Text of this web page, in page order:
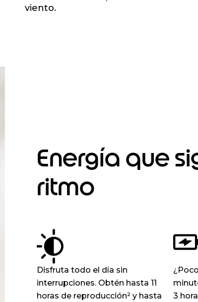
viento.
Energía que
ritmo
Disfruta todo el día sin
interrupciones. Obtén hasta 11
horas de reproducción² y hasta
3